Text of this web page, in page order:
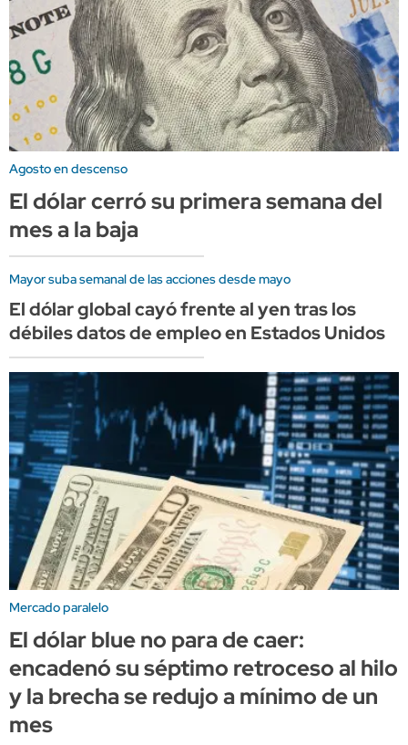
Agosto en descenso
El dólar cerró su primera semana del
mes a la baja
Mayor suba semanal de las acciones desde mayo
El dólar global cayó frente al yen tras los
débiles datos de empleo en Estados Unidos
Mercado paralelo
El dólar blue no para de caer:
encadenó su séptimo retroceso al hilo
y la brecha se redujo a mínimo de un
mes